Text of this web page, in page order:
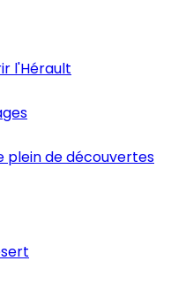
l'Hérault
plein de découvertes